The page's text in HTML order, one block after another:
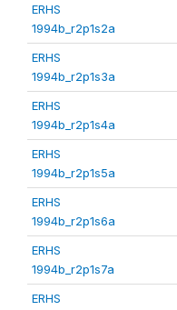
ERHS
1994b_r2p1s2a
ERHS
1994b_r2p1s3a
ERHS
1994b_r2p1s4a
ERHS
1994b_r2p1s5a
ERHS
1994b_r2p1s6a
ERHS
1994b_r2p1s7a
ERHS